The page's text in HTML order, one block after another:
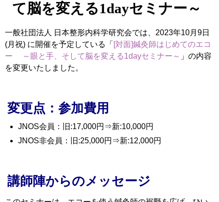
て脳を変える1dayセミナー～
一般社団法人 日本整形内科学研究会では、2023年10月9日
(月祝) に開催を予定している「 [対面]鍼灸師はじめてのエコ
ー ～眼と手、そして脳を変える1dayセミナー～ 」の内容
を変更いたしました。
変更点：参加費用
JNOS会員：旧:17,000円⇒新:10,000円
JNOS非会員：旧:25,000円⇒新:12,000円
講師陣からのメッセージ